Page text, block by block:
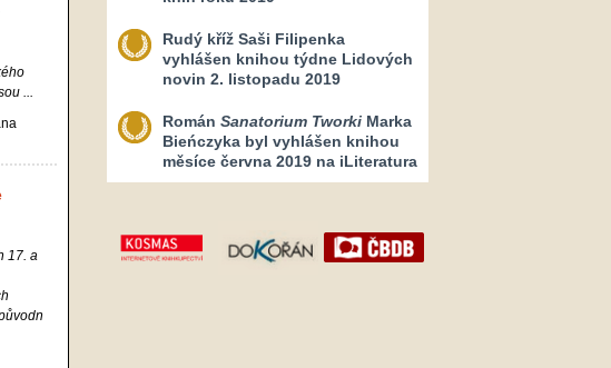
...
17. a
Rudý kříž Saši Filipenka
vyhlášen knihou týdne Lidových
novin 2. listopadu 2019
Román Sanatorium Tworki Marka
Bieńczyka byl vyhlášen knihou
měsíce června 2019 na iLiteratura